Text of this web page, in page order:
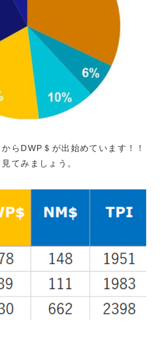
らDWP＄が出始めています！！
てみましょう。